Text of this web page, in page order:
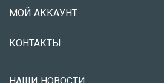
МОЙ АККАУНТ
КОНТАКТЫ
НАШИ НОВОСТИ